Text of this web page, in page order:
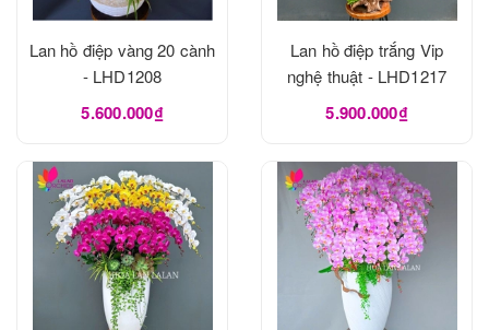
Lan hồ điệp vàng 20 cành
- LHD1208
5.600.000₫
Lan hồ điệp trắng Vip
nghệ thuật - LHD1217
5.900.000₫